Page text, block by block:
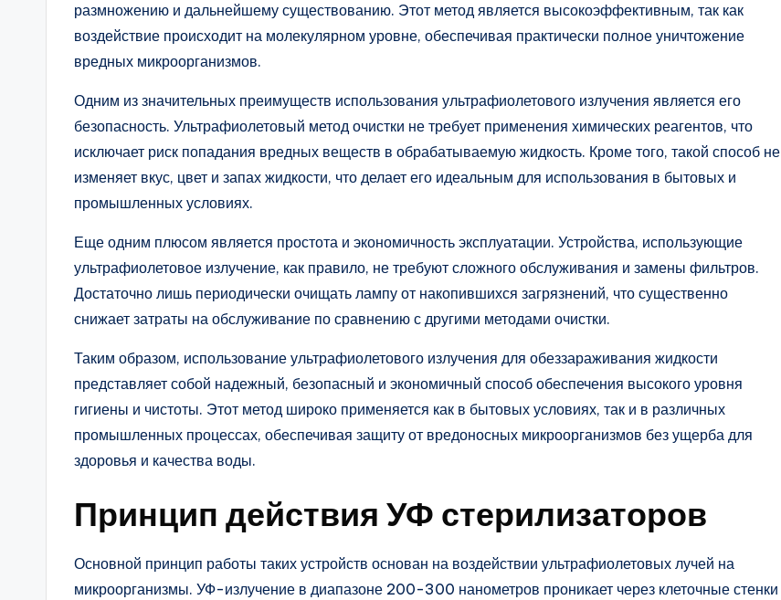
размножению и дальнейшему существованию. Этот метод является высокоэффективным, так как
воздействие происходит на молекулярном уровне, обеспечивая практически полное уничтожение
вредных микроорганизмов.
Одним из значительных преимуществ использования ультрафиолетового излучения является его
безопасность. Ультрафиолетовый метод очистки не требует применения химических реагентов, что
исключает риск попадания вредных веществ в обрабатываемую жидкость. Кроме того, такой способ не
изменяет вкус, цвет и запах жидкости, что делает его идеальным для использования в бытовых и
промышленных условиях.
Еще одним плюсом является простота и экономичность эксплуатации. Устройства, использующие
ультрафиолетовое излучение, как правило, не требуют сложного обслуживания и замены фильтров.
Достаточно лишь периодически очищать лампу от накопившихся загрязнений, что существенно
снижает затраты на обслуживание по сравнению с другими методами очистки.
Таким образом, использование ультрафиолетового излучения для обеззараживания жидкости
представляет собой надежный, безопасный и экономичный способ обеспечения высокого уровня
гигиены и чистоты. Этот метод широко применяется как в бытовых условиях, так и в различных
промышленных процессах, обеспечивая защиту от вредоносных микроорганизмов без ущерба для
здоровья и качества воды.
Принцип действия УФ стерилизаторов
Основной принцип работы таких устройств основан на воздействии ультрафиолетовых лучей на
микроорганизмы. УФ-излучение в диапазоне 200-300 нанометров проникает через клеточные стенки